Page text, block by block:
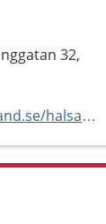
32,
https://www.regionhalland.se/halsa-och-vard/vardcentralen-halland/